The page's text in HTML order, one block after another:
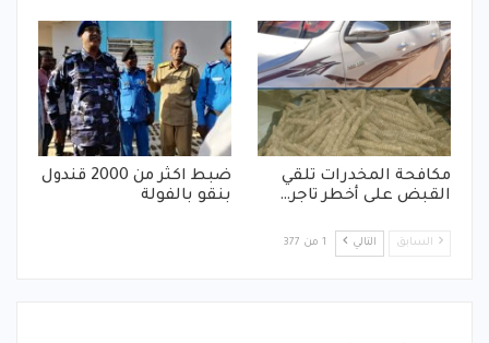
مكافحة المخدرات تلقي
القبض على أخطر تاجر…
ضبط اكثر من 2000 قندول
بنقو بالفولة
السابق التالي 1 من 377